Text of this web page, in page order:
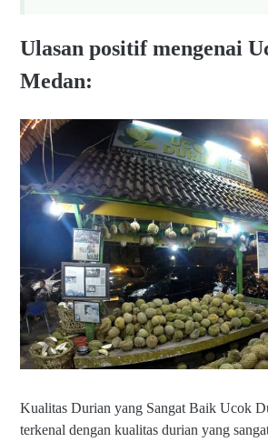
Ulasan positif mengenai
Medan:
Kualitas Durian yang Sangat Baik Ucok
terkenal dengan kualitas durian yang